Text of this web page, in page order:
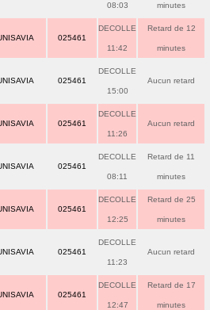
08:03 minutes
025461
DECOLLE
11:42
Retard de 12
minutes
025461
DECOLLE
15:00
Aucun retard
025461
DECOLLE
11:26
Aucun retard
025461
DECOLLE
08:11
Retard de 11
minutes
025461
DECOLLE
12:25
Retard de 25
minutes
025461
DECOLLE
11:23
Aucun retard
025461
DECOLLE
12:47
Retard de 17
minutes